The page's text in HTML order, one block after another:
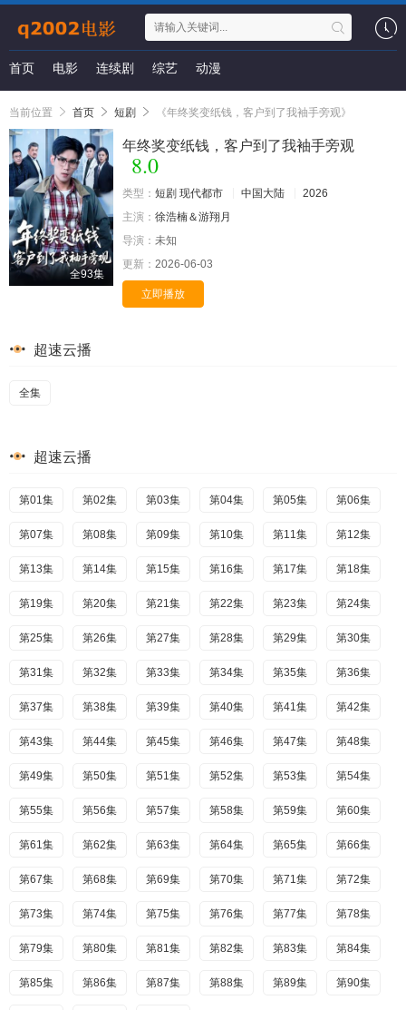
首页 电影 连续剧 综艺 动漫
当前位置 首页 短剧 《年终奖变纸钱，客户到了我袖手旁观》
全93集
年终奖变纸钱，客户到了我袖手旁观
8.0
类型： 短剧 现代都市 中国大陆
2026
主演： 徐浩楠＆游翔月
导演： 未知
更新： 2026-06-03
立即播放
超速云播
全集
超速云播
第01集 第02集 第03集 第04集 第05集 第06集
第07集 第08集 第09集 第10集 第11集 第12集
第13集 第14集 第15集 第16集 第17集 第18集
第19集 第20集 第21集 第22集 第23集 第24集
第25集 第26集 第27集 第28集 第29集 第30集
第31集 第32集 第33集 第34集 第35集 第36集
第37集 第38集 第39集 第40集 第41集 第42集
第43集 第44集 第45集 第46集 第47集 第48集
第49集 第50集 第51集 第52集 第53集 第54集
第55集 第56集 第57集 第58集 第59集 第60集
第61集 第62集 第63集 第64集 第65集 第66集
第67集 第68集 第69集 第70集 第71集 第72集
第73集 第74集 第75集 第76集 第77集 第78集
第79集 第80集 第81集 第82集 第83集 第84集
第85集 第86集 第87集 第88集 第89集 第90集